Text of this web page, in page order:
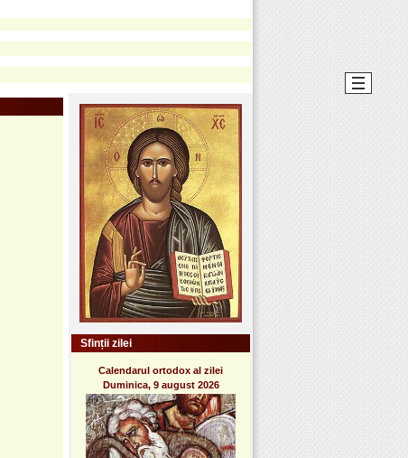
Sfinții zilei
Calendarul ortodox al zilei
Duminica, 9 august 2026